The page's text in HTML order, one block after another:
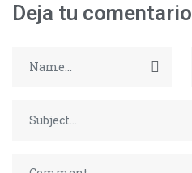
Deja tu comentario